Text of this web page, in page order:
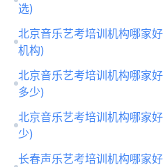
选)
北京音乐艺考培训机构哪家
机构)
北京音乐艺考培训机构哪家
多少)
北京音乐艺考培训机构哪家
少)
长春声乐艺考培训机构哪家